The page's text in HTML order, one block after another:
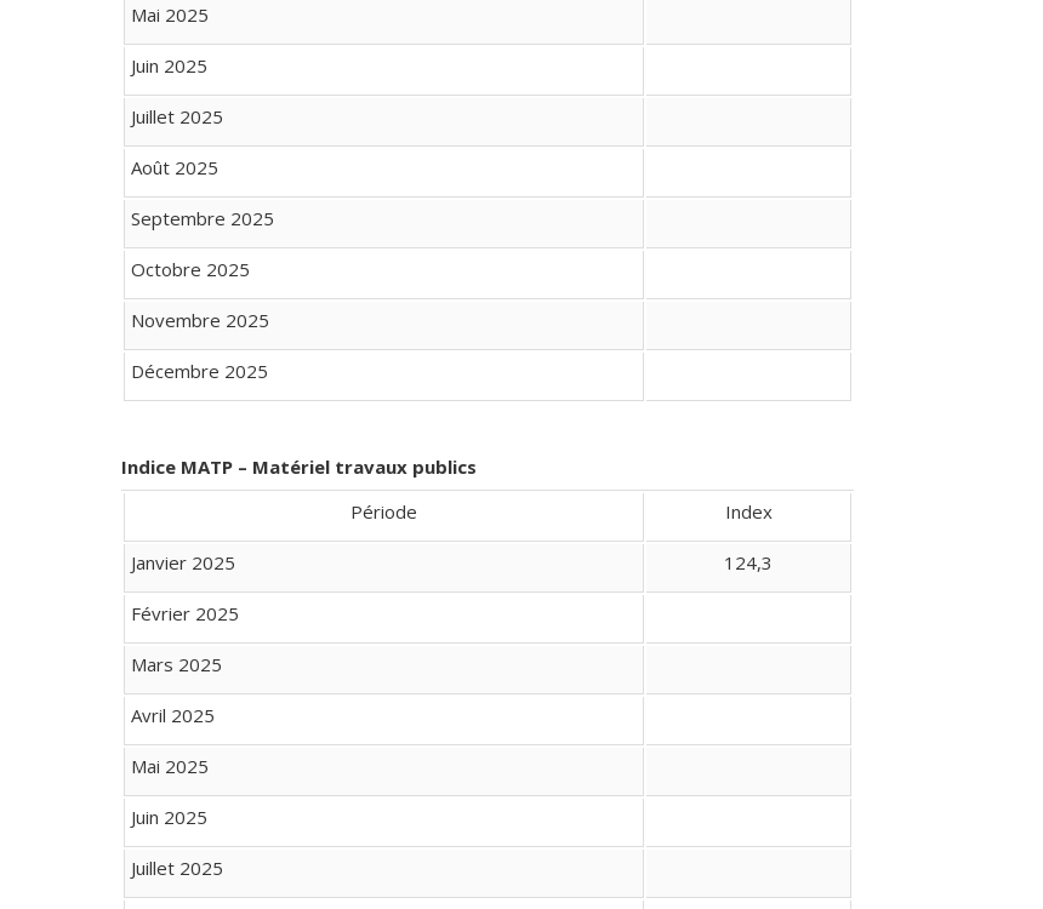
Mai 2025
Juin 2025
Juillet 2025
Août 2025
Septembre 2025
Octobre 2025
Novembre 2025
Décembre 2025
Indice MATP – Matériel travaux publics
Période
Index
Janvier 2025 124,3
Février 2025
Mars 2025
Avril 2025
Mai 2025
Juin 2025
Juillet 2025